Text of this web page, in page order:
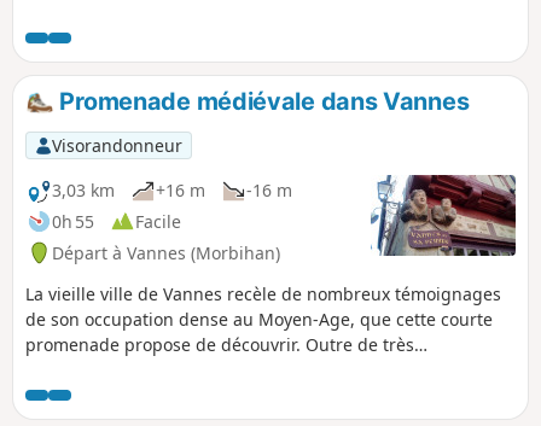
partie dans les terres permet de
découvrir quelques belles demeures.
Promenade médiévale dans Vannes
Visorandonneur
3,03 km
+16 m
-16 m
0h 55
Facile
Départ à Vannes (Morbihan)
La vieille ville de Vannes recèle de nombreux témoignages
de son occupation dense au Moyen-Age, que cette courte
promenade propose de découvrir. Outre de très
anciens remparts et la Tour du Connétable, la Cathédrale
Saint-Pierre et la plus récente Église Saint-Patern, de beaux